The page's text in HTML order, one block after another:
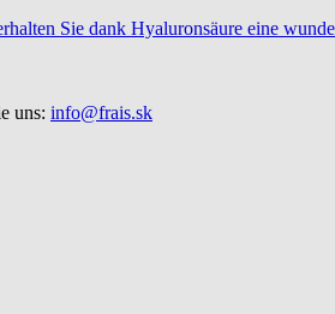
Sie dank Hyaluronsäure eine
uns: info@frais.sk